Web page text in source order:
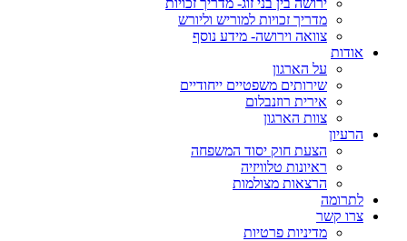
מדריך זכויות למוריש וליורש
צוואה וירושה- מידע נוסף
אודות
על הארגון
שירותים משפטיים ייחודיים
אירית רוזנבלום
צוות הארגון
הרעיון
הצעת חוק יסוד המשפחה
ראיונות טלוויזיה
הרצאות מצולמות
לתרומה
צרו קשר
מדיניות פרטיות